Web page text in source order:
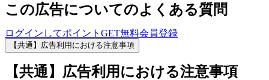
この広告についてのよくある質問
ログインしてポイントGET無料会員登録
【共通】広告利用における注意事項
【共通】広告利用における注意事項